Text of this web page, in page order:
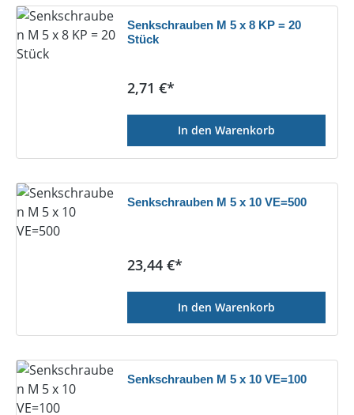
Senkschrauben M 5 x 8 KP = 20
Stück
Regulärer Preis:
2,71 €*
In den Warenkorb
Senkschrauben M 5 x 10 VE=500
Regulärer Preis:
23,44 €*
In den Warenkorb
Senkschrauben M 5 x 10 VE=100